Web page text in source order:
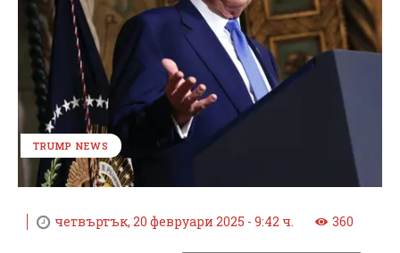
TRUMP NEWS
четвъртък, 20 февруари 2025 - 9:42 ч. 360